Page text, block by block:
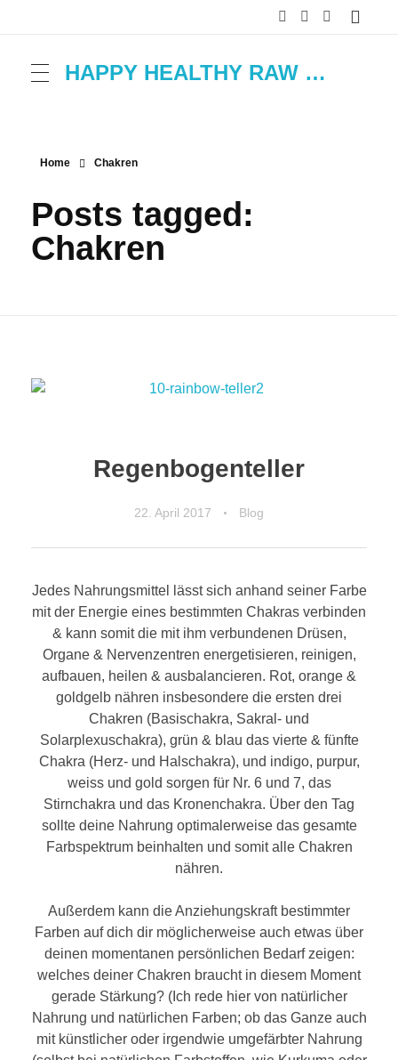
HAPPY HEALTHY RAW & FREE – ROH MACHT FROH!
Home Chakren
Posts tagged:
Chakren
Regenbogenteller
22. April 2017 Blog
Jedes Nahrungsmittel lässt sich anhand seiner Farbe
mit der Energie eines bestimmten Chakras verbinden
& kann somit die mit ihm verbundenen Drüsen,
Organe & Nervenzentren energetisieren, reinigen,
aufbauen, heilen & ausbalancieren. Rot, orange &
goldgelb nähren insbesondere die ersten drei
Chakren (Basischakra, Sakral- und
Solarplexuschakra), grün & blau das vierte & fünfte
Chakra (Herz- und Halschakra), und indigo, purpur,
weiss und gold sorgen für Nr. 6 und 7, das
Stirnchakra und das Kronenchakra. Über den Tag
sollte deine Nahrung optimalerweise das gesamte
Farbspektrum beinhalten und somit alle Chakren
nähren.
Außerdem kann die Anziehungskraft bestimmter
Farben auf dich dir möglicherweise auch etwas über
deinen momentanen persönlichen Bedarf zeigen:
welches deiner Chakren braucht in diesem Moment
gerade Stärkung? (Ich rede hier von natürlicher
Nahrung und natürlichen Farben; ob das Ganze auch
mit künstlicher oder irgendwie umgefärbter Nahrung